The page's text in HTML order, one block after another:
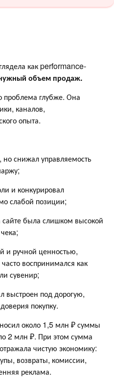
как performance-
объем продаж.
проблема глубже. Она
каналов,
опыта.
но снижал управляемость
и конкурировал
слабой позиции;
была слишком высокой
и ручной ценностью,
воспринимался как
сувенир;
выстроен под дорогую,
покупку.
около 1,5 млн ₽ суммы
2 млн ₽. При этом сумма
чистую экономику:
возвраты, комиссии,
реклама.